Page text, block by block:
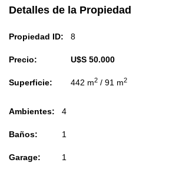
Detalles de la Propiedad
Propiedad ID:
Precio:
Superficie:
8
U$S 50.000
442 m2 / 91 m2
Ambientes:
Baños:
Garage:
4
1
1